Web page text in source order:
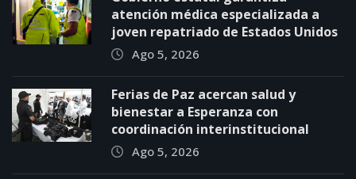
atención médica especializada a
joven repatriado de Estados Unidos
Ago 5, 2026
Ferias de Paz acercan salud y
bienestar a Esperanza con
coordinación interinstitucional
Ago 5, 2026